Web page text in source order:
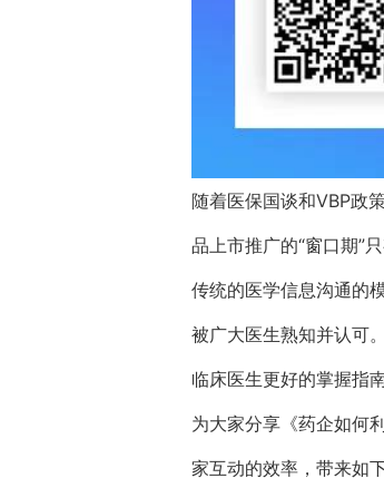
随着医保国谈和VBP政
品上市推广的“窗口期”
传统的医学信息沟通的
被广大医生熟知并认可
临床医生更好的掌握指
为大家分享《药企如何
家互动的效率，带来如